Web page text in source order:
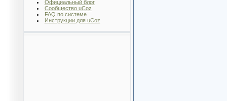
Официальный блог
Сообщество uCoz
FAQ по системе
Инструкции для uCoz